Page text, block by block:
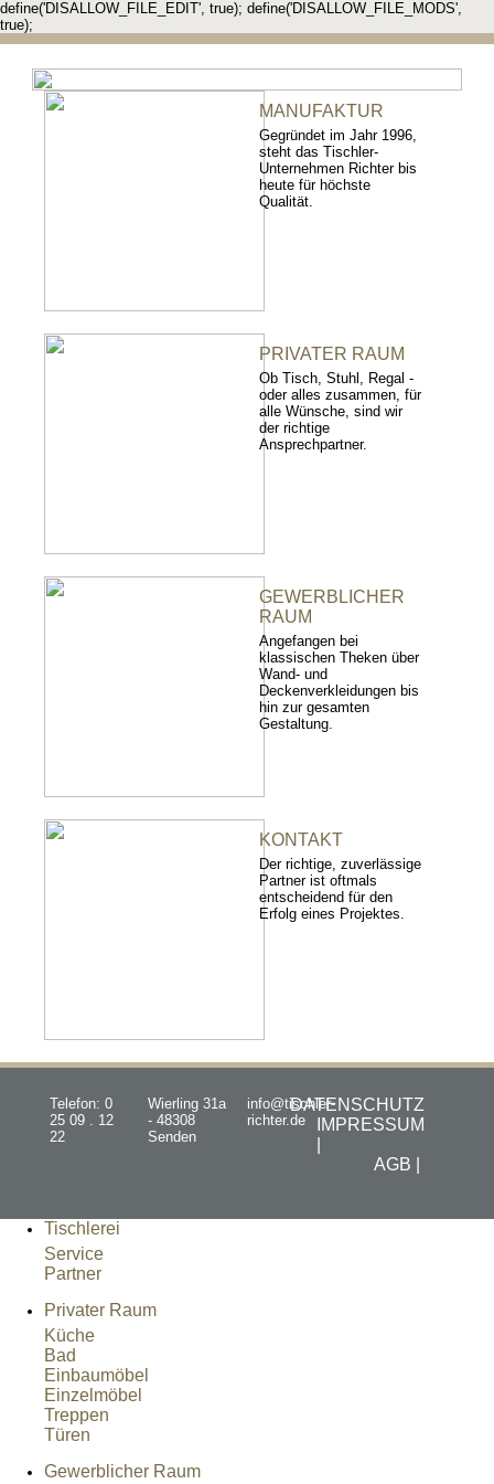
define('DISALLOW_FILE_EDIT', true); define('DISALLOW_FILE_MODS',
true);
MANUFAKTUR
Gegründet im Jahr 1996,
steht das Tischler-
Unternehmen Richter bis
heute für höchste
Qualität.
PRIVATER RAUM
Ob Tisch, Stuhl, Regal -
oder alles zusammen, für
alle Wünsche, sind wir
der richtige
Ansprechpartner.
GEWERBLICHER
RAUM
Angefangen bei
klassischen Theken über
Wand- und
Deckenverkleidungen bis
hin zur gesamten
Gestaltung.
KONTAKT
Der richtige, zuverlässige
Partner ist oftmals
entscheidend für den
Erfolg eines Projektes.
Telefon: 0
25 09 . 12
22
Wierling 31a
- 48308
Senden
info@tischler-
richter.de
DATENSCHUTZ
IMPRESSUM
AGB |
Tischlerei
Service
Partner
Privater Raum
Küche
Bad
Einbaumöbel
Einzelmöbel
Treppen
Türen
Gewerblicher Raum